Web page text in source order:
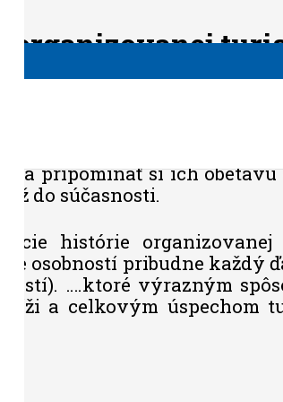
organizovanej
a pripomínať si ich
do súčasnosti.
histórie
osobností pribudne
….ktoré výrazným
a celkovým